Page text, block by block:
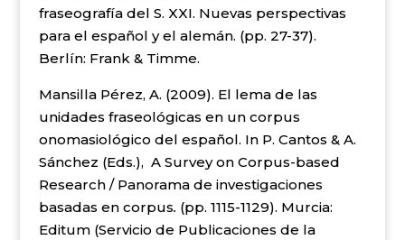
fraseografía del S. XXI. Nuevas perspectivas
para el español y el alemán. (pp. 27-37).
Berlín: Frank & Timme.
Mansilla Pérez, A. (2009). El lema de las
unidades fraseológicas en un corpus
onomasiológico del español. In P. Cantos & A.
Sánchez (Eds.), A Survey on Corpus-based
Research / Panorama de investigaciones
basadas en corpus. (pp. 1115-1129). Murcia:
Editum (Servicio de Publicaciones de la